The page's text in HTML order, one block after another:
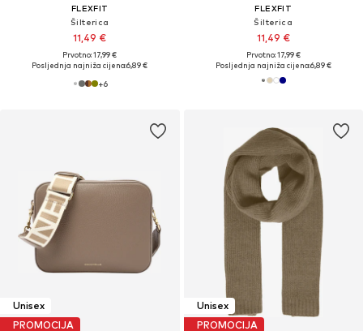
FLEXFIT
Šilterica
11,49 €
Prvotno: 17,99 €
Posljednja najniža cijena:6,89 €
+6
FLEXFIT
Šilterica
11,49 €
Prvotno: 17,99 €
Posljednja najniža cijena:6,89 €
Unisex
PROMOCIJA
Unisex
PROMOCIJA